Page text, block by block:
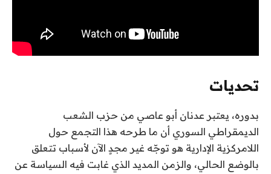
تحديات
بدوره، يعتبر عدنان أبو عاصي من حزب الشعب
الديمقراطي السوري أن ما طرحه هذا التجمع حول
اللامركزية الإدارية هو توجّه غير مجدٍ الآن لأسباب تتعلق
بالوضع الحالي، والزمن المديد الذي غابت فيه السياسة عن